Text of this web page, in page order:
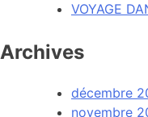
VOYAGE
Archives
décembre
novembre